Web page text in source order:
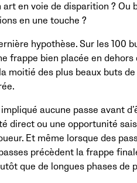
en voie de disparition ? Ou
en une touche ?
hypothèse. Sur les 100
frappe bien placée en
moitié des plus beaux buts de
aucune passe avant
direct ou une opportunité
Et même lorsque des
précèdent la frappe
que de longues phases de